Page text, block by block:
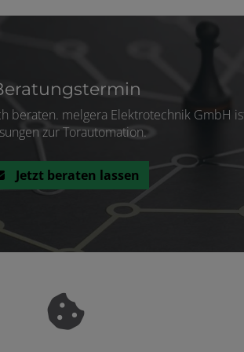
beraten. melgera Elektrotechnik GmbH
zur Torautomation.
Jetzt beraten lassen